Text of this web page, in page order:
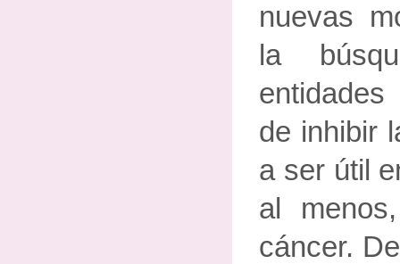
nuevas
la
de inhibir
a ser útil
al
cáncer.